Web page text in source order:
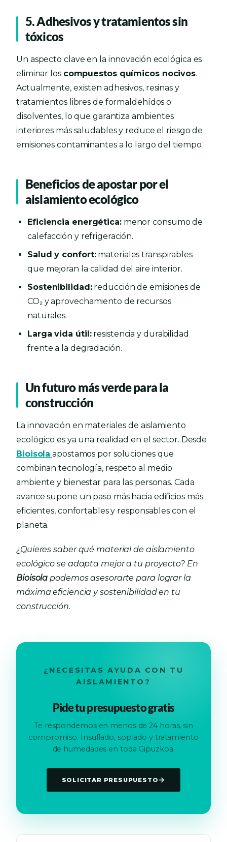
5. Adhesivos y tratamientos sin
tóxicos
Un aspecto clave en la innovación ecológica es
eliminar los compuestos químicos nocivos.
Actualmente, existen adhesivos, resinas y
tratamientos libres de formaldehídos o
disolventes, lo que garantiza ambientes
interiores más saludables y reduce el riesgo de
emisiones contaminantes a lo largo del tiempo.
Beneficios de apostar por el
aislamiento ecológico
Eficiencia energética:menor consumo de
calefacción y refrigeración.
Salud y confort:materiales transpirables
que mejoran la calidad del aire interior.
Sostenibilidad:reducción de emisiones de
CO₂ y aprovechamiento de recursos
naturales.
Larga vida útil:resistencia y durabilidad
frente a la degradación.
Un futuro más verde para la
construcción
La innovación en materiales de aislamiento
ecológico es ya una realidad en el sector. Desde
Bioisola apostamos por soluciones que
combinan tecnología, respeto al medio
ambiente y bienestar para las personas. Cada
avance supone un paso más hacia edificios más
eficientes, confortables y responsables con el
planeta.
¿Quieres saber qué material de aislamiento
ecológico se adapta mejor a tu proyecto? En
Bioisola podemos asesorarte para lograr la
máxima eficiencia y sostenibilidad en tu
construcción.
¿NECESITAS AYUDA CON TU
AISLAMIENTO?
Pide tu presupuesto gratis
Te respondemos en menos de 24 horas, sin
compromiso. Insuflado, soplado y tratamiento
de humedades en toda Gipuzkoa.
SOLICITAR PRESUPUESTO